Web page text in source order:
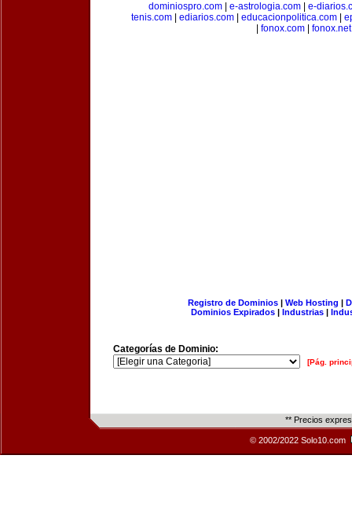
dominiospro.com
e-astrologia.com
e-
tenis.com
ediarios.com educacionpolitica.com
fonox.com| fonox.net
Registro de Dominios| Web Hosting |
Dominios Expirados | Industrias |
Categorías de Dominio:
[Pág.
** Precios
© 2002/2022 Solo10.com